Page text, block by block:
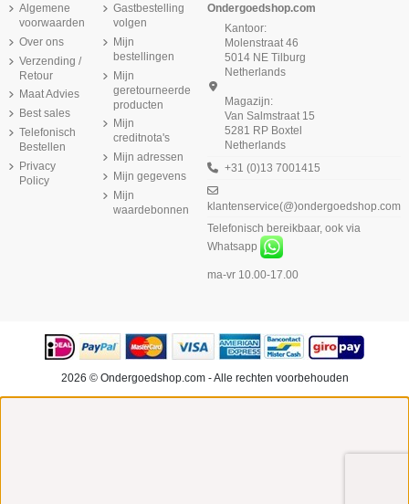
Algemene
voorwaarden
Over ons
Verzending /
Retour
Maat Advies
Best sales
Telefonisch
Bestellen
Privacy
Policy
Gastbestelling
volgen
Mijn
bestellingen
Mijn
geretourneerde
producten
Mijn
creditnota's
Mijn adressen
Mijn gegevens
Mijn
waardebonnen
Ondergoedshop.com
Kantoor:
Molenstraat 46
5014 NE Tilburg
Netherlands
Magazijn:
Van Salmstraat 15
5281 RP Boxtel
Netherlands
+31 (0)13 7001415
klantenservice(@)ondergoedshop.com
Telefonisch bereikbaar, ook via
Whatsapp
ma-vr 10.00-17.00
2026 © Ondergoedshop.com - Alle rechten voorbehouden
Choose a value...